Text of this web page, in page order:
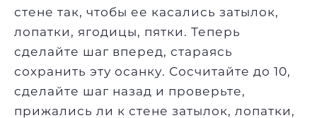
стене так, чтобы ее касались затылок,
лопатки, ягодицы, пятки. Теперь
сделайте шаг вперед, стараясь
сохранить эту осанку. Сосчитайте до 10,
сделайте шаг назад и проверьте,
прижались ли к стене затылок, лопатки,